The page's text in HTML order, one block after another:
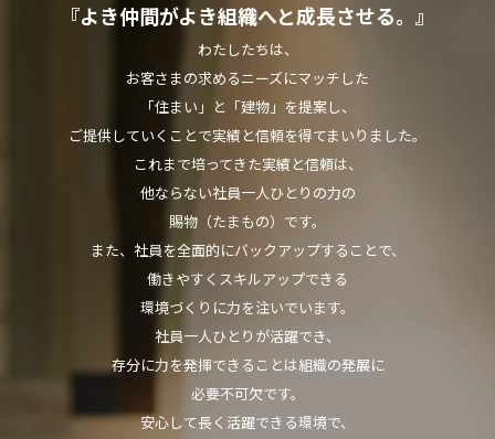
『よき仲間がよき組織へと成長させる。』
わたしたちは、
お客さまの求めるニーズにマッチした
「住まい」と「建物」を提案し、
ご提供していくことで実績と信頼を得てまいりました。
これまで培ってきた実績と信頼は、
他ならない社員一人ひとりの力の
賜物（たまもの）です。
また、社員を全面的にバックアップすることで、
働きやすくスキルアップできる
環境づくりに力を注いでいます。
社員一人ひとりが活躍でき、
存分に力を発揮できることは組織の発展に
必要不可欠です。
安心して長く活躍できる環境で、